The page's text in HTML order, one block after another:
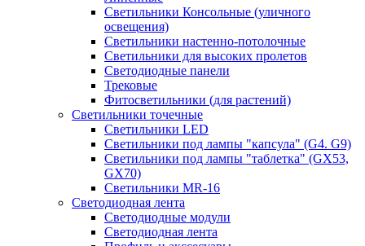
Светильники Консольные (уличного
освещения)
Светильники настенно-потолочные
Светильники для высоких пролетов
Светодиодные панели
Трековые
Фитосветильники (для растений)
Светильники точечные
Светильники LED
Светильники под лампы "капсула" (G4. G9)
Светильники под лампы "таблетка" (GX53,
GX70)
Светильники MR-16
Светодиодная лента
Светодиодные модули
Светодиодная лента